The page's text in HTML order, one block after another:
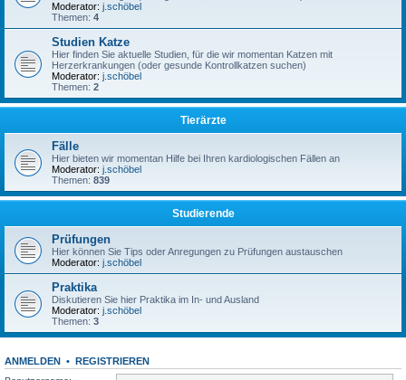
Moderator: j.schöbel
Themen: 4
Studien Katze
Hier finden Sie aktuelle Studien, für die wir momentan Katzen mit
Herzerkrankungen (oder gesunde Kontrollkatzen suchen)
Moderator: j.schöbel
Themen: 2
Tierärzte
Fälle
Hier bieten wir momentan Hilfe bei Ihren kardiologischen Fällen an
Moderator: j.schöbel
Themen: 839
Studierende
Prüfungen
Hier können Sie Tips oder Anregungen zu Prüfungen austauschen
Moderator: j.schöbel
Praktika
Diskutieren Sie hier Praktika im In- und Ausland
Moderator: j.schöbel
Themen: 3
ANMELDEN • REGISTRIEREN